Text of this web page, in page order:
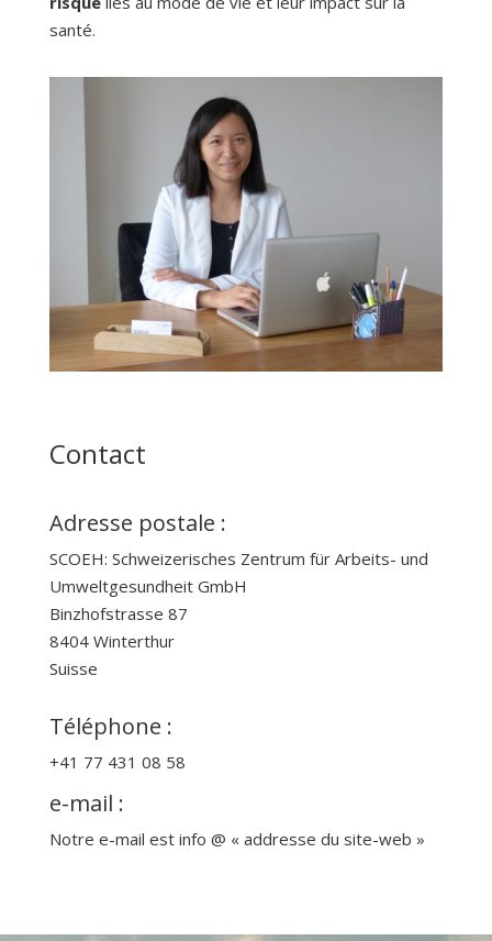
santé.
Contact
Adresse postale :
SCOEH: Schweizerisches Zentrum für Arbeits- und
Umweltgesundheit GmbH
Binzhofstrasse 87
8404 Winterthur
Suisse
Téléphone :
+41 77 431 08 58
e-mail :
Notre e-mail est info @ « addresse du site-web »